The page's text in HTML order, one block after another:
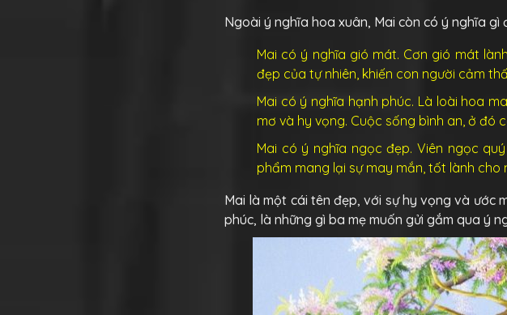
Ngoài ý nghĩa hoa xuân, Mai còn có ý nghĩa
Mai có ý nghĩa gió mát. Cơn gió mát
đẹp của tự nhiên, khiến con người cảm
Mai có ý nghĩa hạnh phúc. Là loài hoa
mơ và hy vọng. Cuộc sống bình an, ở đó
Mai có ý nghĩa ngọc đẹp. Viên ngọc
phẩm mang lại sự may mắn, tốt lành cho
Mai là một cái tên đẹp, với sự hy vọng và ước
phúc, là những gì ba mẹ muốn gửi gắm qua ý